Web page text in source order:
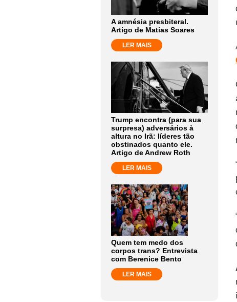
A amnésia presbiteral.
Artigo de Matias Soares
LER MAIS
Trump encontra (para sua
surpresa) adversários à
altura no Irã: líderes tão
obstinados quanto ele.
Artigo de Andrew Roth
LER MAIS
Quem tem medo dos
corpos trans? Entrevista
com Berenice Bento
LER MAIS